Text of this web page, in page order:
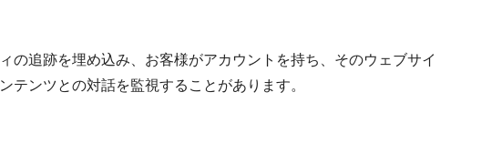
追跡を埋め込み、お客様がアカウントを持ち、そのウェブサイ
ンツとの対話を監視することがあります。